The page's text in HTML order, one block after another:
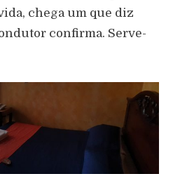
chega um que diz
confirma. Serve-